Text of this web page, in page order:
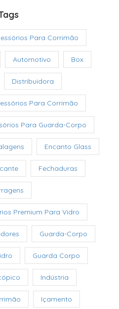
Para Corrimão
Automotivo Box
Distribuidora
Para Corrimão
Para Guarda-Corpo
Encanto Glass
Fechaduras
Premium Para Vidro
Guarda-Corpo
Guarda Corpo
Indústria
Içamento